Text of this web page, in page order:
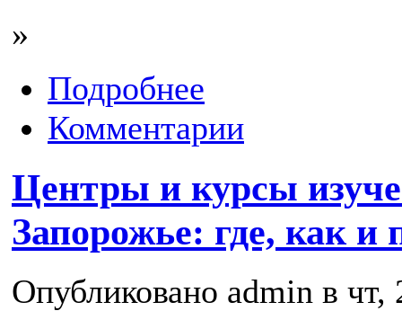
»
Подробнее
Комментарии
Центры и курсы
Запорожье: где, как и
Опубликовано admin в